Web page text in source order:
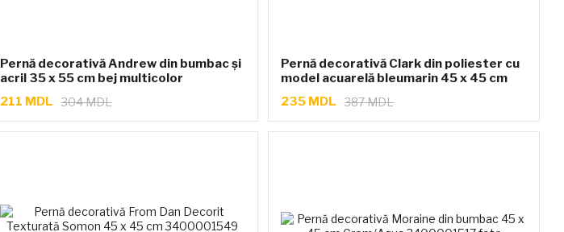
Pernă decorativă Andrew din bumbac și
acril 35 x 55 cm bej multicolor
304 MDL
211 MDL
Pernă decorativă Clark din poliester cu
model acuarelă bleumarin 45 x 45 cm
387 MDL
235 MDL